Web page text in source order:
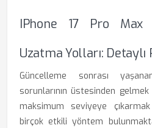
IPhone 17 Pro Max
Uzatma Yolları: Detaylı
Güncelleme sonrası
sorunlarının üstesinden gelmek
maksimum seviyeye
birçok etkili yöntem